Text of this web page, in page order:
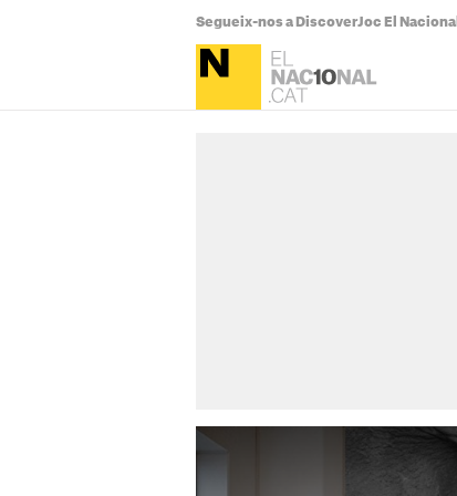
Segueix-nos a DiscoverJoc El Nacional